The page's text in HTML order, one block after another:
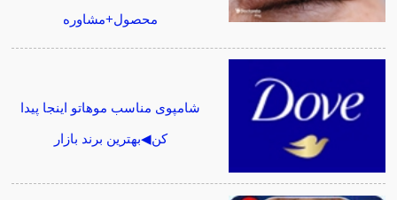
محصول+مشاوره
شامپوی مناسب موهاتو اینجا پیدا
کن◀بهترین برند بازار